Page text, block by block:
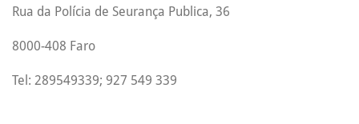
Rua da Polícia de Seurança Publica, 36
8000-408 Faro
Tel: 289549339; 927 549 339